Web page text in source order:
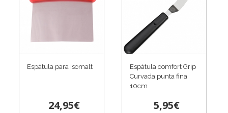
Espátula para Isomalt
24,95€
Espátula comfort Grip
Curvada punta fina
10cm
5,95€